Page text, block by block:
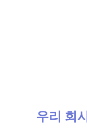
우리 회